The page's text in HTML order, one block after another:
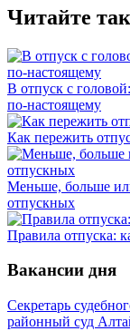
Читайте
В отпуск с
по-настоящему
Как пережить
Меньше, больше
отпускных
Правила отпуска:
Вакансии дня
Секретарь
районный суд